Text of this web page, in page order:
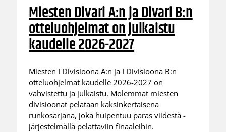
Miesten Divari A:n ja Divari B:n
otteluohjelmat on julkaistu
kaudelle 2026-2027
Miesten I Divisioona A:n ja I Divisioona B:n
otteluohjelmat kaudelle 2026-2027 on
vahvistettu ja julkaistu. Molemmat miesten
divisioonat pelataan kaksinkertaisena
runkosarjana, joka huipentuu paras viidestä -
järjestelmällä pelattaviin finaaleihin.